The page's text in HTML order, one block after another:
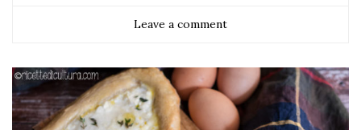
Leave a comment